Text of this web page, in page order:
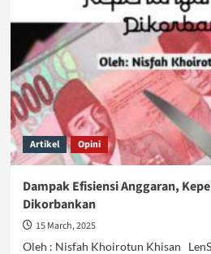
Dikorbankan
Demi
Efisiensi
Artikel Opini
Dampak Efisiensi Anggaran,
Dikorbankan
15 March, 2025
Oleh : Nisfah Khoirotun Khisan